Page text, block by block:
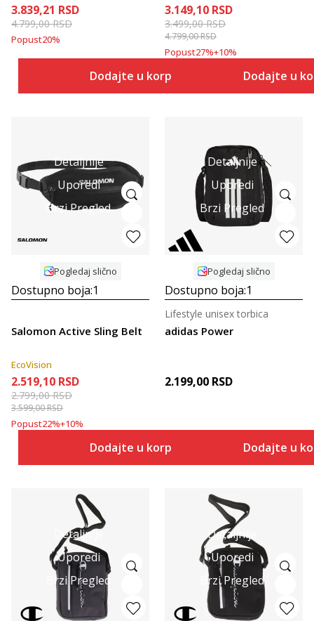
3.839,21 RSD
4.799,00RSD
Popust20%
Dodajte u korpu
3.149,10 RSD
3.499,00RSD
4.799,00RSD
Popust27%+10%
Dodajte u
Detaljnije
Uporedi
Brzi Pregled
Pogledaj slično
Dostupno boja:1
Salomon Active Sling Belt
EcoVision
2.519,10 RSD
2.799,00RSD
3.599,00RSD
Popust22%+10%
Dodajte u korpu
Detaljnije
Uporedi
Brzi Pregled
Pogledaj slično
Dostupno boja:1
adidas Power
Lifestyle unisex torbica
2.199,00 RSD
Dodajte u
Detaljnije
Uporedi
Brzi Pregled
Detaljnije
Uporedi
Brzi Pregled